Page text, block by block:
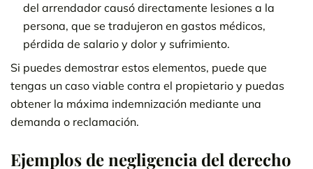
del arrendador causó directamente lesiones a la
persona, que se tradujeron en gastos médicos,
pérdida de salario y dolor y sufrimiento.
Si puedes demostrar estos elementos, puede que
tengas un caso viable contra el propietario y puedas
obtener la máxima indemnización mediante una
demanda o reclamación.
Ejemplos de negligencia del derecho